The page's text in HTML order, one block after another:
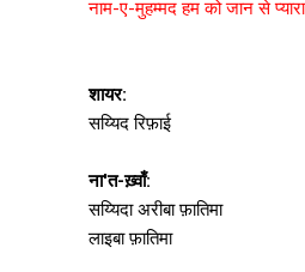
नाम-ए-मुहम्मद हम को जान से
शायर:
सय्यिद रिफ़ाई
ना'त-ख़्वाँ:
सय्यिदा अरीबा फ़ातिमा
लाइबा फ़ातिमा